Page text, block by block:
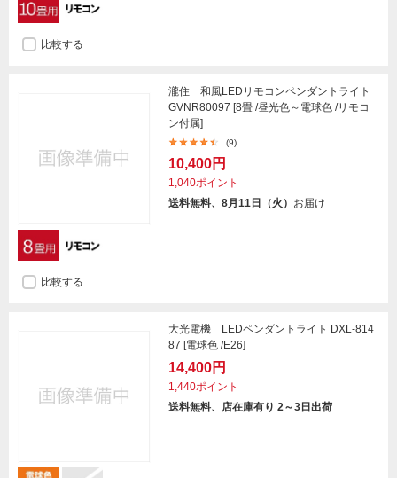
比較する
瀧住 和風LEDリモコンペンダントライト
GVNR80097 [8畳 /昼光色～電球色 /リモコ
ン付属]
(9)
10,400円
1,040ポイント
送料無料、8月11日（火） お届け
比較する
大光電機 LEDペンダントライト DXL-814
87 [電球色 /E26]
14,400円
1,440ポイント
送料無料、店在庫有り 2～3日出荷